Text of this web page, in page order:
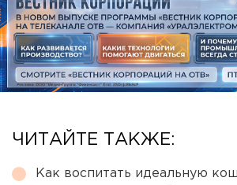
ЧИТАЙТЕ ТАКЖЕ:
Как воспитать идеальную